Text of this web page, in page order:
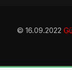
© 16.09.2022